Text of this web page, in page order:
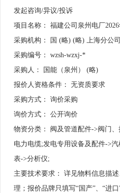
发起咨询/异议/投诉
项目名称： 福建公司泉州电厂
采购机构： 国 (略) (略) 上海分公司
采购编号： wzsh-wzxj-*
采购人： 国能（泉州） (略)
报价人资格条件： 无资质要求
采购方式： 询价采购
询价方式： 公开询价
物资分类： 阀及管道配件->阀门
电力电缆;发电专用设备及配件->
表->分析仪;
主要技术要求： 详见物料信息描
理；报价品牌只填写“国产”、“进